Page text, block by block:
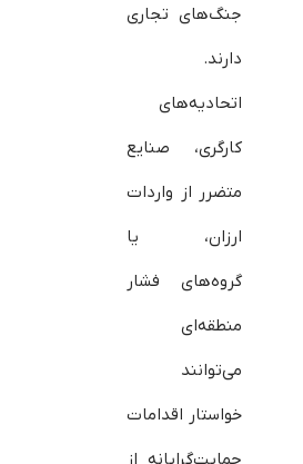
جنگ‌های تجاری
دارند.
اتحادیه‌های
کارگری، صنایع
متضرر از واردات
ارزان، یا
گروه‌های فشار
منطقه‌ای
می‌توانند
خواستار اقدامات
حمایت‌گرایانه از